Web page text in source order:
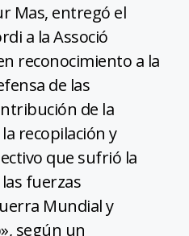
Mas, entregó el
a la Associó
reconocimiento a la
de las
de la
recopilación y
que sufrió la
fuerzas
Mundial y
según un